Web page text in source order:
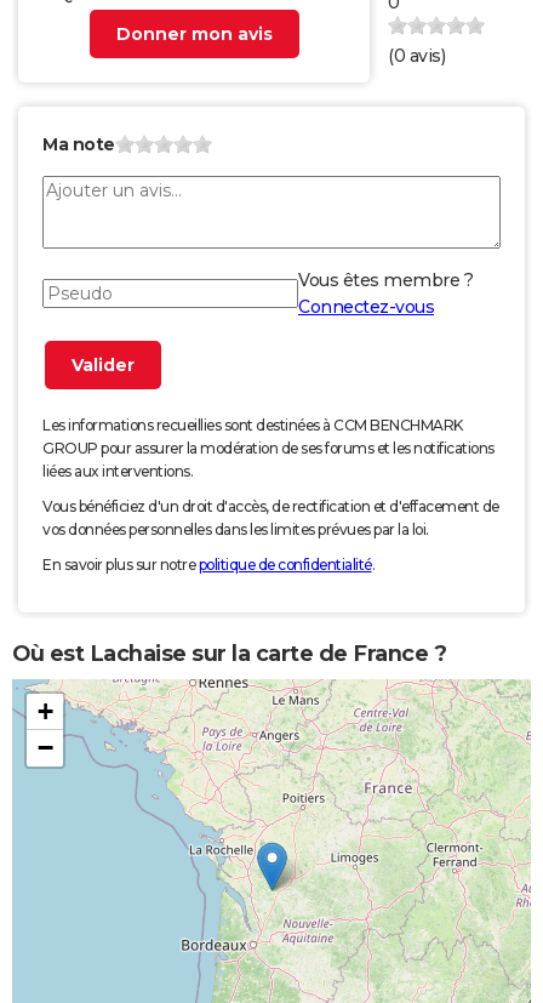
Donner mon avis
(0 avis)
Ma note
Vous êtes membre ?
Connectez-vous
Les informations recueillies sont destinées à CCM BENCHMARK
GROUP pour assurer la modération de ses forums et les notifications
liées aux interventions.
Vous bénéficiez d'un droit d'accès, de rectification et d'effacement de
vos données personnelles dans les limites prévues par la loi.
En savoir plus sur notrepolitique de confidentialité.
Où est Lachaise sur la carte de France ?
+
−